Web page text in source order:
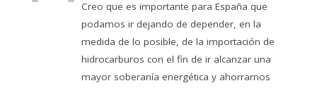
Creo que es importante para España que
podamos ir dejando de depender, en la
medida de lo posible, de la importación de
hidrocarburos con el fin de ir alcanzar una
mayor soberanía energética y ahorrarnos